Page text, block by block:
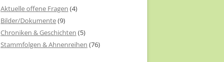
Aktuelle offene Fragen (4)
Bilder/Dokumente(9)
Chroniken & Geschichten (5)
Stammfolgen & Ahnenreihen (76)